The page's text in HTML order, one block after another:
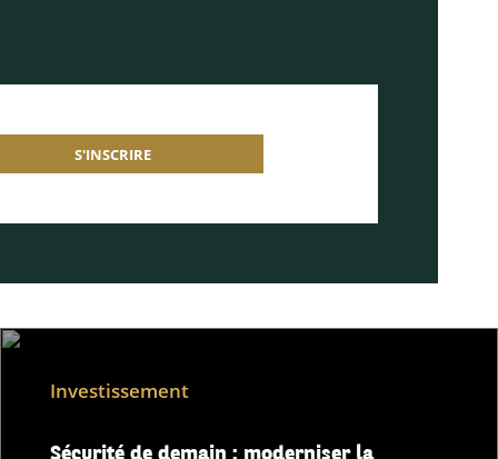
S'INSCRIRE
Investissement
Sécurité de demain : moderniser la